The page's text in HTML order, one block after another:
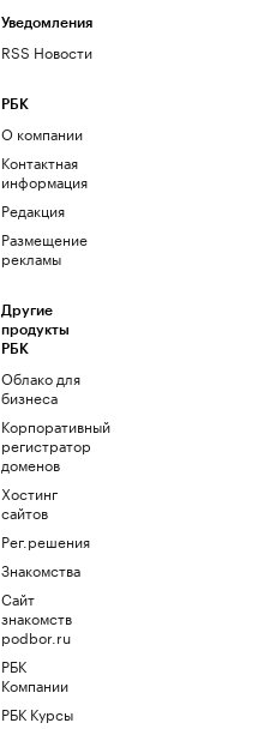
Уведомления
RSS Новости
РБК
О компании
Контактная
информация
Редакция
Размещение
рекламы
Другие
продукты
РБК
Облако для
бизнеса
Корпоративный
регистратор
доменов
Хостинг
сайтов
Рег.решения
Знакомства
Сайт
знакомств
podbor.ru
РБК
Компании
РБК Курсы